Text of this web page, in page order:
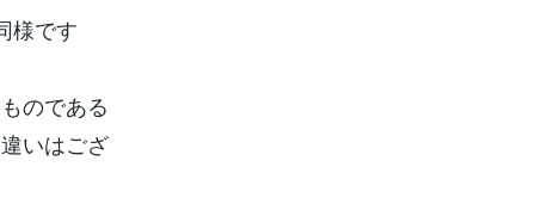
様です
のである
いはござ